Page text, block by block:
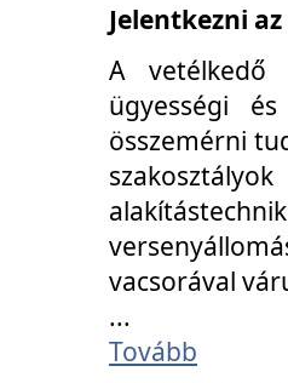
Jelentkezni az
A vetélkedő
ügyességi
összemérni
vacsorával
...
Tovább